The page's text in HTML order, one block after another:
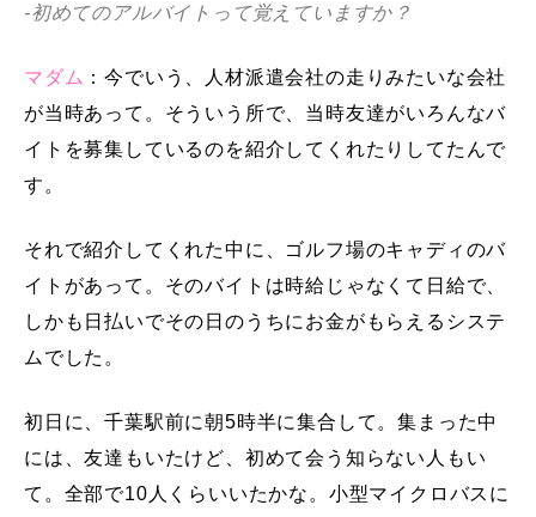
-初めてのアルバイトって覚えていますか？
マダム ：今でいう、人材派遣会社の走りみたいな会社
が当時あって。そういう所で、当時友達がいろんなバ
イトを募集しているのを紹介してくれたりしてたんで
す。
それで紹介してくれた中に、ゴルフ場のキャディのバ
イトがあって。そのバイトは時給じゃなくて日給で、
しかも日払いでその日のうちにお金がもらえるシステ
ムでした。
初日に、千葉駅前に朝5時半に集合して。集まった中
には、友達もいたけど、初めて会う知らない人もい
て。全部で10人くらいいたかな。小型マイクロバスに